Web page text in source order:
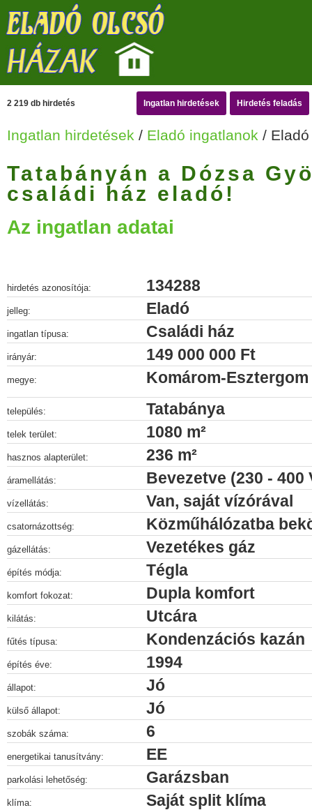
2 219 db hirdetés Ingatlan hirdetések Hirdetés feladás
Ingatlan hirdetések / Eladó ingatlanok /
Tatabányán a Dózsa
családi ház eladó!
Az ingatlan adatai
hirdetés azonosítója: 134288
jelleg: Eladó
ingatlan típusa: Családi ház
irányár: 149 000 000 Ft
megye: Komárom-Esztergom
település: Tatabánya
telek terület: 1080 m²
hasznos alapterület: 236 m²
áramellátás: Bevezetve (230 - 400
vízellátás: Van, saját vízórával
csatornázottség: Közműhálózatba
gázellátás: Vezetékes gáz
építés módja: Tégla
komfort fokozat: Dupla komfort
kilátás: Utcára
fűtés típusa: Kondenzációs kazán
építés éve: 1994
állapot: Jó
külső állapot: Jó
szobák száma: 6
energetikai tanusítvány: EE
parkolási lehetőség: Garázsban
klíma: Saját split klíma